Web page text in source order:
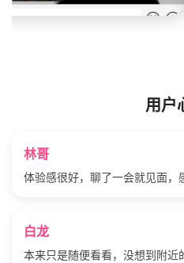
用户
林哥
体验感很好，聊了一会就见面
白龙
本来只是随便看看，没想到附近